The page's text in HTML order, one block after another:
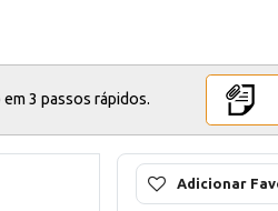
3 passos rápidos.
Adicionar